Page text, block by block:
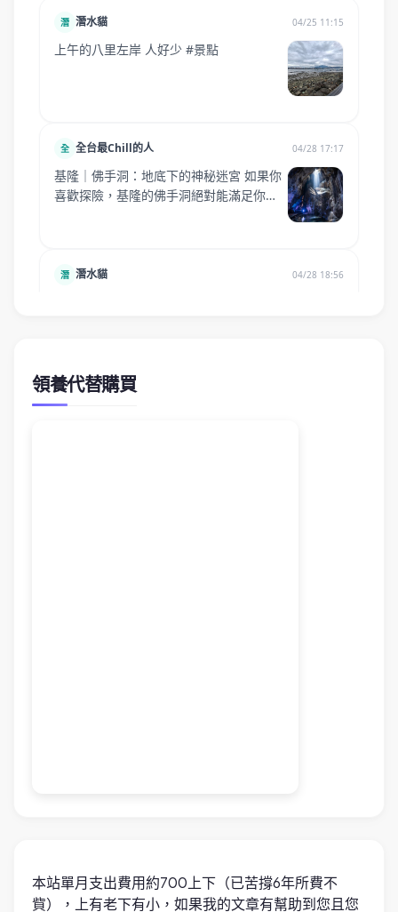
領養代替購買
本站單月支出費用約700上下（已苦撐6年所費不
貲），上有老下有小，如果我的文章有幫助到您且您